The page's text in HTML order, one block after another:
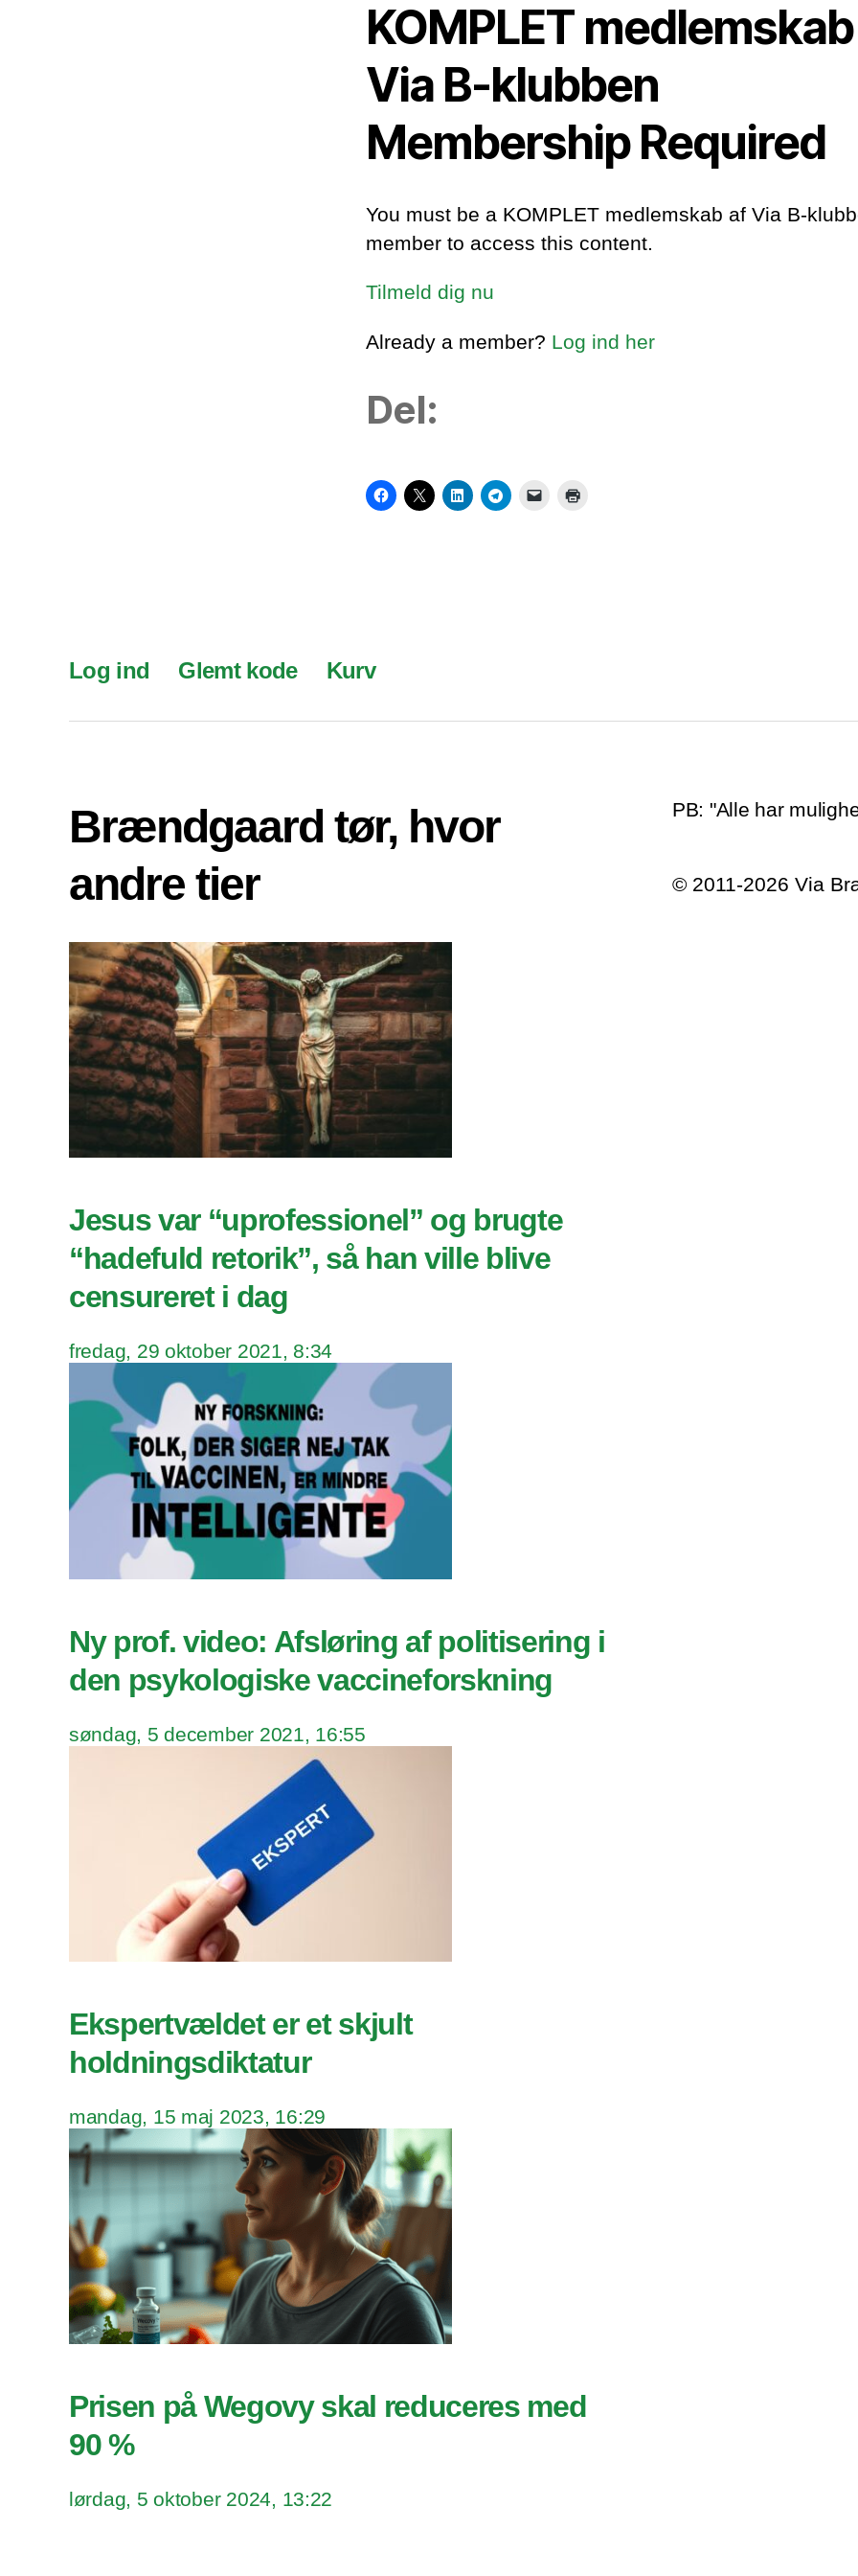
KOMPLET
Via B-klubben
Membership Required
You must be a KOMPLET medlemskab af Via B-
member to access this content.
Tilmeld dig nu
Already a member? Log ind her
Del:
Log ind Glemt kode Kurv
Brændgaard tør, hvor
andre tier
Jesus var “uprofessionel” og brugte
“hadefuld retorik”, så han ville blive
censureret i dag
fredag, 29 oktober 2021, 8:34
Ny prof. video: Afsløring af politisering i
den psykologiske vaccineforskning
søndag, 5 december 2021, 16:55
Ekspertvældet er et skjult
holdningsdiktatur
mandag, 15 maj 2023, 16:29
Prisen på Wegovy skal reduceres med
90 %
lørdag, 5 oktober 2024, 13:22
PB: "Alle har
© 2011-2026 Via